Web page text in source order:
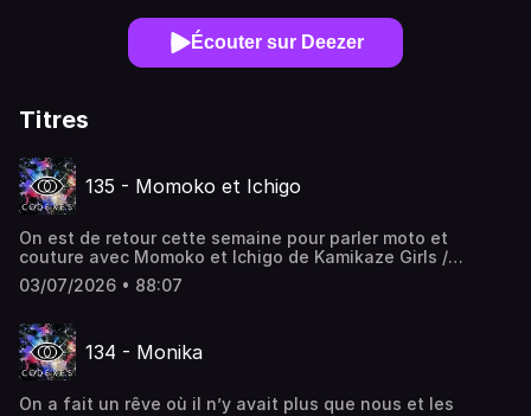
Écouter sur Deezer
Titres
135 - Momoko et Ichigo
On est de retour cette semaine pour parler moto et
couture avec Momoko et Ichigo de Kamikaze Girls /
Shimotsuma Monogatari ! On va surtout parler de coming
of age, de s'accepter et de trouver sa place à travers soi-
peut-être, le lesbianisme. Merci à Jayhan
(@JayhanOfficial) pour les super intro et outro ! Tu peux
nous suivre sur tous les réseaux : @codexespod et nous
Force et amour. Ressources : "Kamikaze Girls : An
03/07/2026 • 88:07
134 - Monika
On a fait un rêve où il n’y avait plus que nous et les